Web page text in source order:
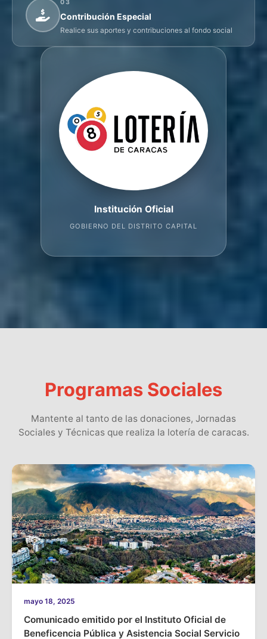
03
Contribución Especial
Realice sus aportes y contribuciones al fondo social
Institución Oficial
GOBIERNO DEL DISTRITO CAPITAL
Programas Sociales
Mantente al tanto de las donaciones, Jornadas
Sociales y Técnicas que realiza la lotería de caracas.
mayo 18, 2025
Comunicado emitido por el Instituto Oficial de
Beneficencia Pública y Asistencia Social Servicio